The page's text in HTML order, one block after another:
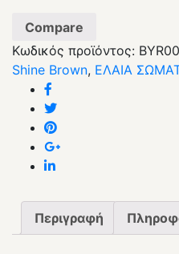
Compare
Κωδικός προϊόντος:
Shine Brown, ΕΛΑΙΑ
Περιγραφή